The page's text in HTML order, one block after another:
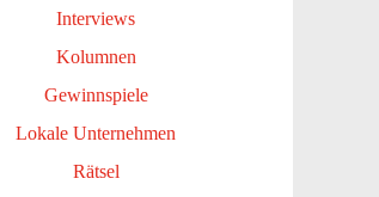
Interviews
Kolumnen
Gewinnspiele
Lokale Unternehmen
Rätsel